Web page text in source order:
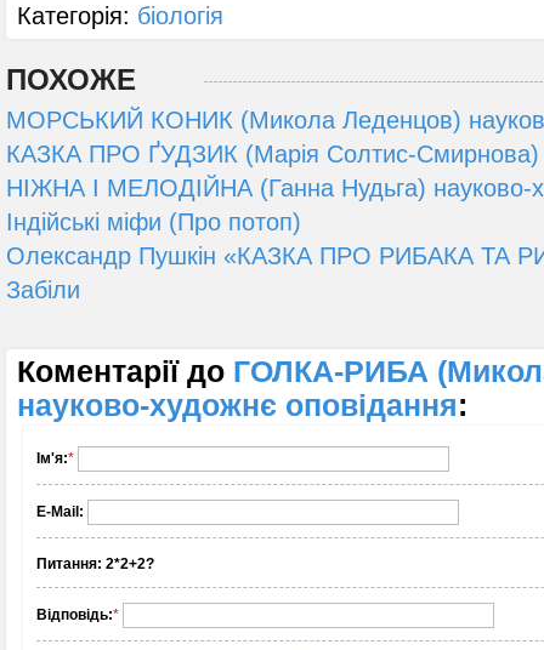
Категорія: біологія
ПОХОЖЕ
МОРСЬКИЙ КОНИК (Микола Леденцов)
КАЗКА ПРО ҐУДЗИК (Марія Солтис-Смирнова)
НІЖНА I МЕЛОДІЙНА (Ганна Нудьга) науково-
Індійські міфи (Про потоп)
Олександр Пушкін «КАЗКА ПРО РИБАКА ТА
Забіли
Коментарії до ГОЛКА-РИБА
науково-художнє оповідання:
Ім'я:*
E-Mail:
Питання: 2*2+2?
Відповідь:*